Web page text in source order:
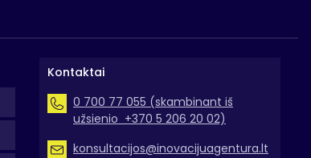
Kontaktai
0 700 77 055 (skambinant iš
užsienio +370 5 206 20 02)
konsultacijos@inovacijuagentura.lt